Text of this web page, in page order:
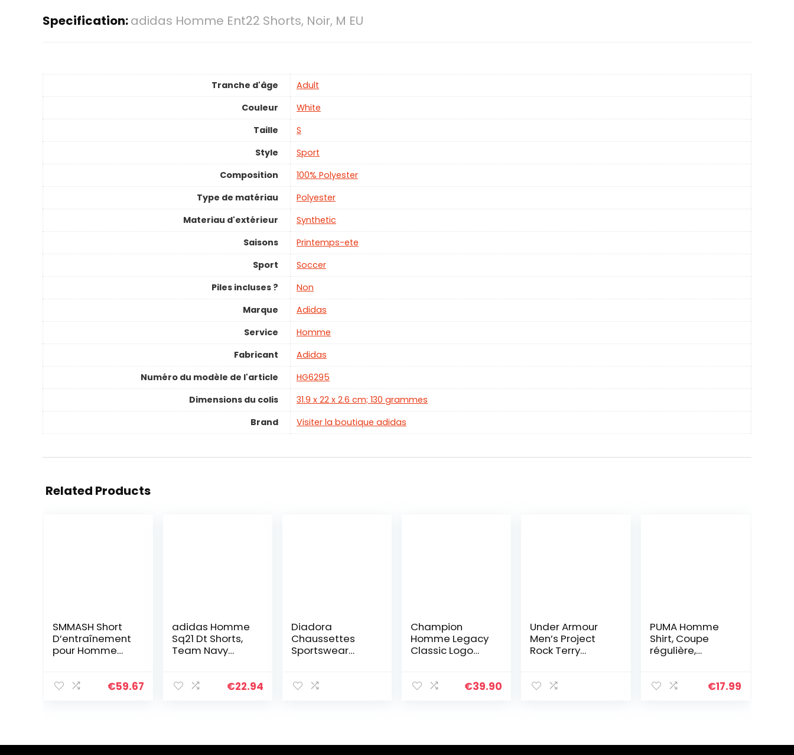
Specification:adidas Homme Ent22 Shorts, Noir, M EU
Tranche d'âge
‎Adult
Couleur
White
Taille
S
Style
‎Sport
Composition
‎100% Polyester
Type de matériau
‎Polyester
Materiau d'extérieur
‎Synthetic
Saisons
‎Printemps-ete
Sport
‎Soccer
Piles incluses ?
‎Non
Marque
‎Adidas
Service
Homme
Fabricant
‎Adidas
Numéro du modèle de l'article
‎HG6295
Dimensions du colis
‎31.9 x 22 x 2.6 cm; 130 grammes
Brand
Visiter la boutique adidas
Related Products
SMMASH Short
D’entraînement
pour Homme
Homme Short
€59.67
adidas Homme
Sq21 Dt Shorts,
Team Navy
€22.94
Diadora
Chaussettes
Sportswear
Homme, Soft
Champion
Homme Legacy
Classic Logo
Noir-[black], XL
€39.90
Under Armour
Men’s Project
Rock Terry
Black 001)
PUMA Homme
Shirt, Coupe
régulière,
Noir-Puma
€17.99